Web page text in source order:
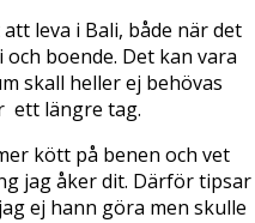
leva i Bali, både när det
boende. Det kan vara
skall heller ej behövas
ett längre tag.
kött på benen och vet
jag åker dit. Därför tipsar
ej hann göra men skulle